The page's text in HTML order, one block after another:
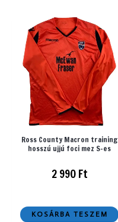
Ross County Macron training
hosszú ujjú foci mez S-es
2 990Ft
KOSÁRBA TESZEM